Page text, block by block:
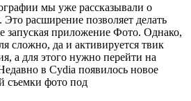
мы уже рассказывали о
. Это расширение позволяет делать
запуская приложение Фото. Однако,
сложно, да и активируется твик
а для этого нужно перейти на
в Cydia появилось новое
съемки фото под